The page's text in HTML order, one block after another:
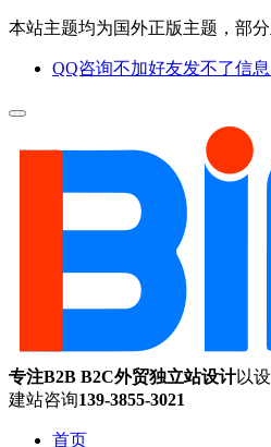
本站主题均为国外正版主题，部
QQ咨询不加好友发不了信
专注B2B B2C外贸独立站设计以
建站咨询139-3855-3021
首页